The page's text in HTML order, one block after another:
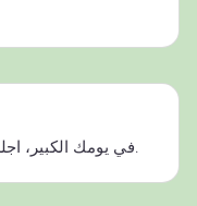
في يومك الكبير، اجلس واستمتع بسحر اجتيازك بنجاح باهر.